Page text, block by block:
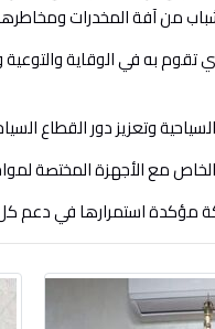
من آفة المخدرات ومخاطرها
تقوم به في الوقاية
وتعزيز دور
مع الأجهزة المختصة
مؤكدة استمرارها في دعم